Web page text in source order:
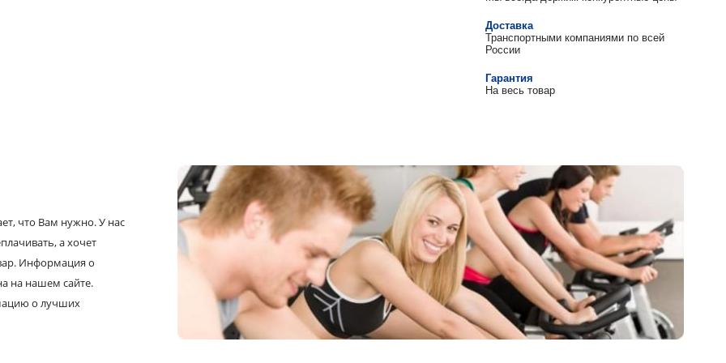
Доставка
Транспортными компаниями по всей
России
Гарантия
На весь товар
что Вам нужно. У нас
а хочет
Информация о
на нашем сайте.
о лучших